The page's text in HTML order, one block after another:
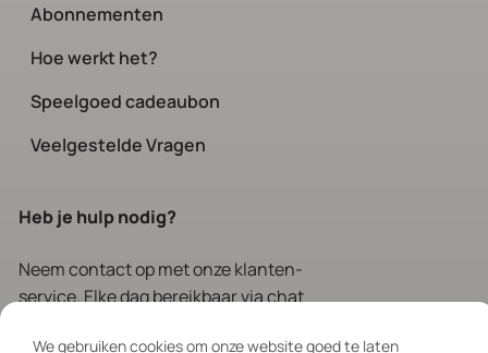
Abonnementen
Hoe werkt het?
Speelgoed cadeaubon
Veelgestelde Vragen
Heb je hulp nodig?
Neem contact opmet onze klanten-
service. Elke dag bereikbaar via chat
We gebruiken cookies om onze website goed te laten